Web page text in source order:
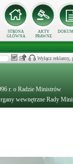
STRONA
GŁÓWNA
AKTY
PRAWNE
Wyłącz
r. o Radzie Ministrów
wewnętrzne Rady